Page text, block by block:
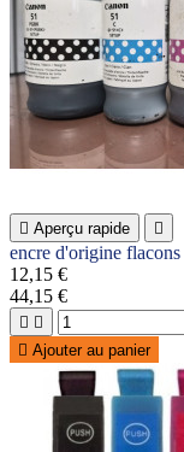
 Aperçu rapide 
encre d'origine
12,15 €
44,15 €
 
 Ajouter au panier